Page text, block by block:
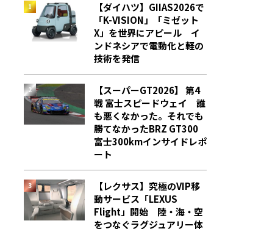
【ダイハツ】GIIAS2026で
「K-VISION」「ミゼット
X」を世界にアピール イ
ンドネシアで電動化と軽の
技術を発信
【スーパーGT2026】 第4
戦 富士スピードウェイ 誰
も悪くなかった。それでも
勝てなかった――BRZ GT300
富士300kmインサイドレポ
ート
【レクサス】究極のVIP移
動サービス「LEXUS
Flight」開始 陸・海・空
をつなぐラグジュアリー体